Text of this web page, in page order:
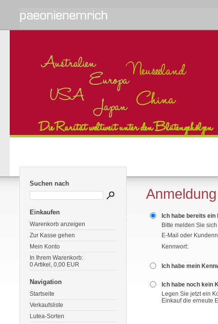
Suchen nach
Einkaufen
Warenkorb anzeigen
Zur Kasse gehen
Mein Konto
In Ihrem Warenkorb:
0Artikel, 0,00 EUR
Navigation
Startseite
Verkaufsliste
Lutea-Sorten
Anmeldung
Ich habe bereits ein
Bitte melden Sie
E-Mail oder
Kennwort:
Ich habe mein
Ich habe noch kein
Legen Sie jetzt ein
Einkauf die erneute